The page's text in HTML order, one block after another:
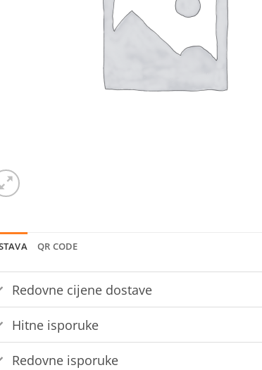
QR CODE
Redovne cijene dostave
Hitne isporuke
Redovne isporuke